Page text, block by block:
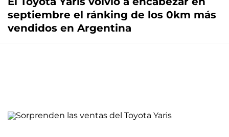
septiembre el ránking de los 0km más
vendidos en Argentina